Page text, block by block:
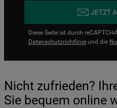
JETZT
Diese Seite ist durch
Datenschutzrichtlinie und die
Nicht zufrieden?
Sie bequem online